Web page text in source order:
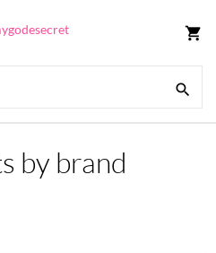
shopping_cart

by brand